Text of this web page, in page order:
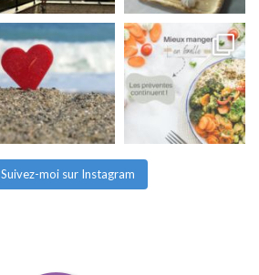
Suivez-moi sur Instagram